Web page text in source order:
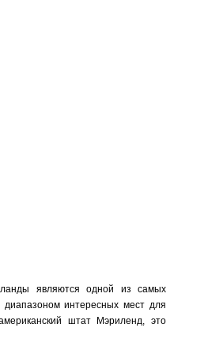
являются одной из самых
интересных мест для
штат Мэриленд, это